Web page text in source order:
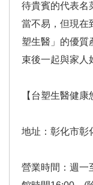
待貴賓的代表名
當不易，但現在
塑生醫」的優質
束後一起與家人
【台塑生醫健康
地址：彰化市彰
營業時間：週一